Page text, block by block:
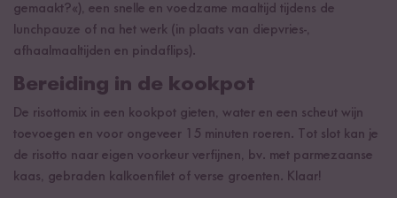
gemaakt?«), een snelle en voedzame maaltijd tijdens de
lunchpauze of na het werk (in plaats van diepvries-,
afhaalmaaltijden en pindaflips).
Bereiding in de kookpot
De risottomix in een kookpot gieten, water en een scheut wijn
toevoegen en voor ongeveer 15 minuten roeren. Tot slot kan je
de risotto naar eigen voorkeur verfijnen, bv. met parmezaanse
kaas, gebraden kalkoenfilet of verse groenten. Klaar!